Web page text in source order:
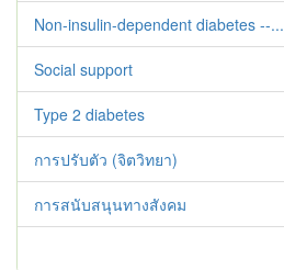
Non-insulin-dependent diabetes --...
Social support
Type 2 diabetes‬‬‬‬‬‬
การปรับตัว (จิตวิทยา)
การสนับสนุนทางสังคม